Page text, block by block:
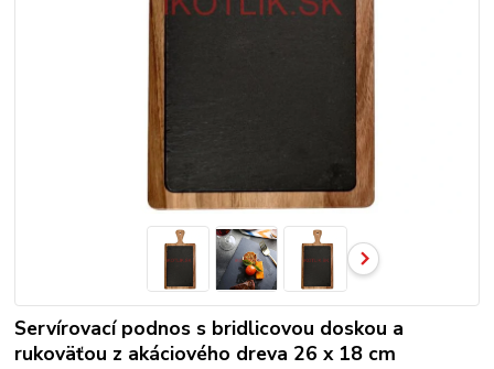
Servírovací podnos s bridlicovou doskou a
rukoväťou z akáciového dreva 26 x 18 cm